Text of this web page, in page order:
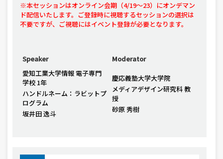
※本セッションはオンライン会期（4/19〜23）にオンデマン
ド配信いたします。ご登録時に視聴するセッションの選択は
不要ですが、ご視聴にはイベント登録が必要となります。
Speaker
愛知工業大学情報 電子専門
学校 1年
ハンドルネーム：ラビットプ
ログラム
坂井田 逸斗
Moderator
慶応義塾大学大学院
メディアデザイン研究科 教
授
砂原 秀樹